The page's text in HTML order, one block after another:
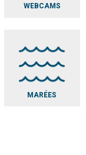
WEBCAMS
MARÉES